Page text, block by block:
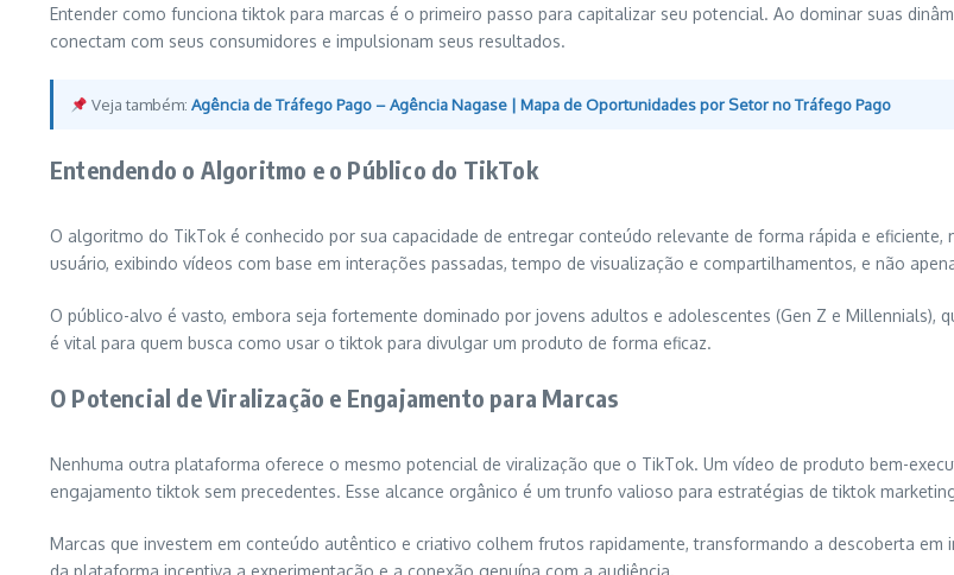
Entender como funciona tiktok para marcas é o primeiro passo para capitalizar seu potencial. Ao dominar suas
conectam com seus consumidores e impulsionam seus resultados.
Veja também:Agência de Tráfego Pago – Agência Nagase | Mapa de Oportunidades por Setor no Tráfego Pago
Entendendo o Algoritmo e o Público do TikTok
O algoritmo do TikTok é conhecido por sua capacidade de entregar conteúdo relevante de forma rápida e
usuário, exibindo vídeos com base em interações passadas, tempo de visualização e compartilhamentos, e não
O público-alvo é vasto, embora seja fortemente dominado por jovens adultos e adolescentes (Gen Z e Millennials),
é vital para quem busca como usar o tiktok para divulgar um produto de forma eficaz.
O Potencial de Viralização e Engajamento para Marcas
Nenhuma outra plataforma oferece o mesmo potencial de viralização que o TikTok. Um vídeo de produto bem-
engajamento tiktok sem precedentes. Esse alcance orgânico é um trunfo valioso para estratégias de tiktok
Marcas que investem em conteúdo autêntico e criativo colhem frutos rapidamente, transformando a descoberta